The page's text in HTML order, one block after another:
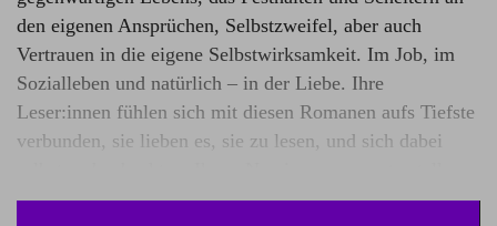
den eigenen Ansprüchen, Selbstzweifel, aber auch
Vertrauen in die eigene Selbstwirksamkeit. Im Job, im
Sozialleben und natürlich – in der Liebe. Ihre
Leser:innen fühlen sich mit diesen Romanen aufs Tiefste
verbunden, sie lieben es, sie zu lesen, und sich dabei
greift zu kurz. Ja, es ist ein Lesen, das seinen